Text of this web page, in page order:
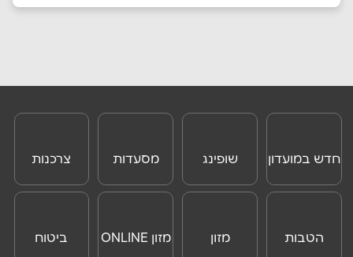
באתר
שם מלא*
אימייל*
נושא*
חדש במועדון
שופינג
וצרכנות
מסעדות
צרכנות
ONLINE
הטבות
מזון מזון ONLINE
ביטוח